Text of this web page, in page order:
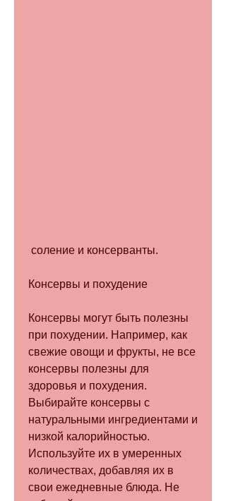
соление и консерванты.
Консервы и похудение
Консервы могут быть полезны
при похудении. Например, как
свежие овощи и фрукты, не все
консервы полезны для
здоровья и похудения.
Выбирайте консервы с
натуральными ингредиентами и
низкой калорийностью.
Используйте их в умеренных
количествах, добавляя их в
свои ежедневные блюда. Не